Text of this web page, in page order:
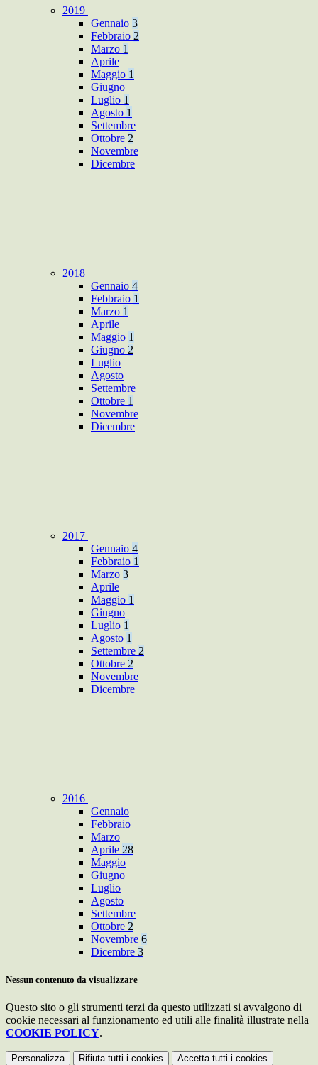
2019
Gennaio 3
Febbraio 2
Marzo 1
Aprile
Maggio 1
Giugno
Luglio 1
Agosto 1
Settembre
Ottobre 2
Novembre
Dicembre
2018
Gennaio 4
Febbraio 1
Marzo 1
Aprile
Maggio 1
Giugno 2
Luglio
Agosto
Settembre
Ottobre 1
Novembre
Dicembre
2017
Gennaio 4
Febbraio 1
Marzo 3
Aprile
Maggio 1
Giugno
Luglio 1
Agosto 1
Settembre 2
Ottobre 2
Novembre
Dicembre
2016
Gennaio
Febbraio
Marzo
Aprile 28
Maggio
Giugno
Luglio
Agosto
Settembre
Ottobre 2
Novembre 6
Dicembre 3
Nessun contenuto da visualizzare
Questo sito o gli strumenti terzi da questo utilizzati si avvalgono di
cookie necessari al funzionamento ed utili alle finalità illustrate nella
COOKIE POLICY.
Personalizza Rifiuta tutti i cookies Accetta tutti i cookies